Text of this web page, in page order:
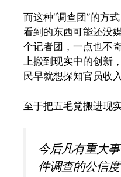
而这种“调查团”的方
看到的东西可能还没
个记者团，一点也不
上搬到现实中的创新
民早就想探知官员收
至于把五毛党搬进现
今后凡有重大
件调查的公信度